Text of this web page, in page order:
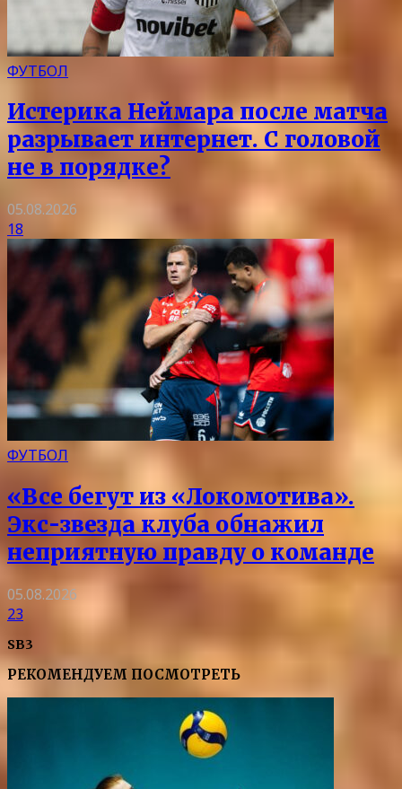
ФУТБОЛ
Истерика Неймара после матча
разрывает интернет. С головой
не в порядке?
05.08.2026
18
ФУТБОЛ
«Все бегут из «Локомотива».
Экс-звезда клуба обнажил
неприятную правду о команде
05.08.2026
23
SB3
РЕКОМЕНДУЕМ ПОСМОТРЕТЬ